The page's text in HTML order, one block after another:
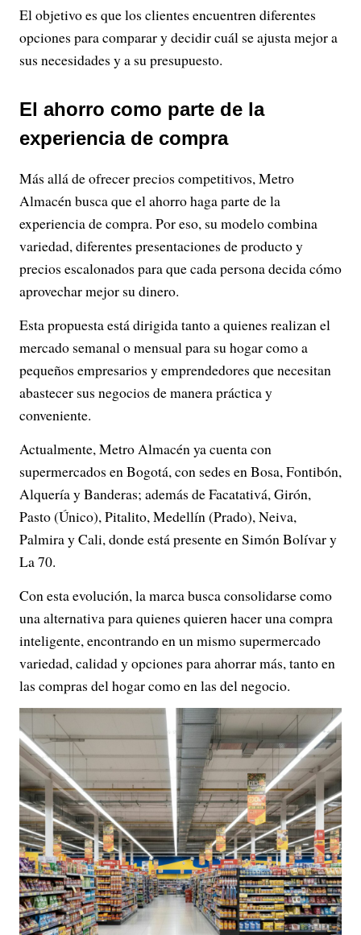
El objetivo es que los clientes encuentren diferentes
opciones para comparar y decidir cuál se ajusta mejor a
sus necesidades y a su presupuesto.
El ahorro como parte de la
experiencia de compra
Más allá de ofrecer precios competitivos, Metro
Almacén busca que el ahorro haga parte de la
experiencia de compra. Por eso, su modelo combina
variedad, diferentes presentaciones de producto y
precios escalonados para que cada persona decida cómo
aprovechar mejor su dinero.
Esta propuesta está dirigida tanto a quienes realizan el
mercado semanal o mensual para su hogar como a
pequeños empresarios y emprendedores que necesitan
abastecer sus negocios de manera práctica y
conveniente.
Actualmente, Metro Almacén ya cuenta con
supermercados en Bogotá, con sedes en Bosa, Fontibón,
Alquería y Banderas; además de Facatativá, Girón,
Pasto (Único), Pitalito, Medellín (Prado), Neiva,
Palmira y Cali, donde está presente en Simón Bolívar y
La 70.
Con esta evolución, la marca busca consolidarse como
una alternativa para quienes quieren hacer una compra
inteligente, encontrando en un mismo supermercado
variedad, calidad y opciones para ahorrar más, tanto en
las compras del hogar como en las del negocio.